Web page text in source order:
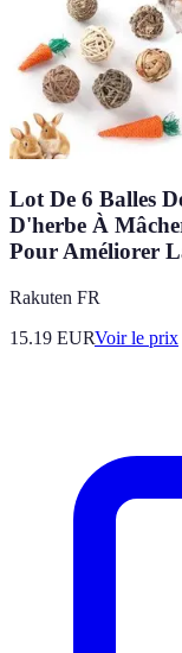
Lot De 6 Balles
D'herbe À
Pour Améliorer
Rakuten FR
15.19 EURVoir le prix